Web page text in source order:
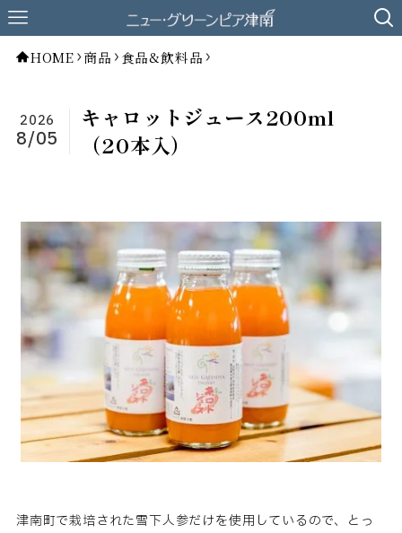
HOME 商品 食品&飲料品
キャロットジュース200ml
（20本入）
2026
8/05
津南町で栽培された雪下人参だけを使用しているので、とっ